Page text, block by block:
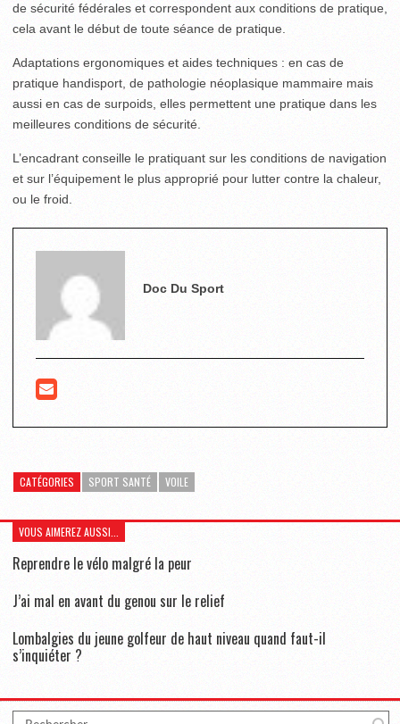
de sécurité fédérales et correspondent aux conditions de pratique,
cela avant le début de toute séance de pratique.
Adaptations ergonomiques et aides techniques : en cas de
pratique handisport, de pathologie néoplasique mammaire mais
aussi en cas de surpoids, elles permettent une pratique dans les
meilleures conditions de sécurité.
L’encadrant conseille le pratiquant sur les conditions de navigation
et sur l’équipement le plus approprié pour lutter contre la chaleur,
ou le froid.
Doc Du Sport
CATÉGORIES SPORT SANTÉ VOILE
VOUS AIMEREZ AUSSI...
Reprendre le vélo malgré la peur
J’ai mal en avant du genou sur le relief
Lombalgies du jeune golfeur de haut niveau quand faut-il
s’inquiéter ?